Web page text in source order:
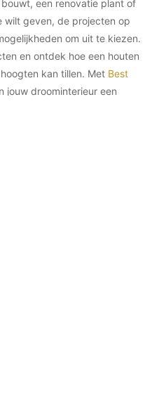
een renovatie plant of
wilt geven, de projecten op
om uit te kiezen.
en ontdek hoe een houten
kan tillen. Met Best
jouw droominterieur een